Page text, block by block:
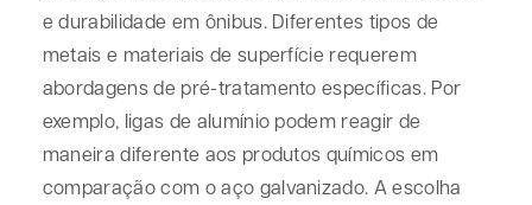
e durabilidade em ônibus. Diferentes tipos de
metais e materiais de superfície requerem
abordagens de pré-tratamento específicas. Por
exemplo, ligas de alumínio podem reagir de
maneira diferente aos produtos químicos em
comparação com o aço galvanizado. A escolha